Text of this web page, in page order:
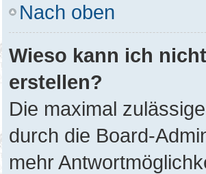
Nach oben
Wieso kann ich
erstellen?
Die maximal
durch die Board-
mehr